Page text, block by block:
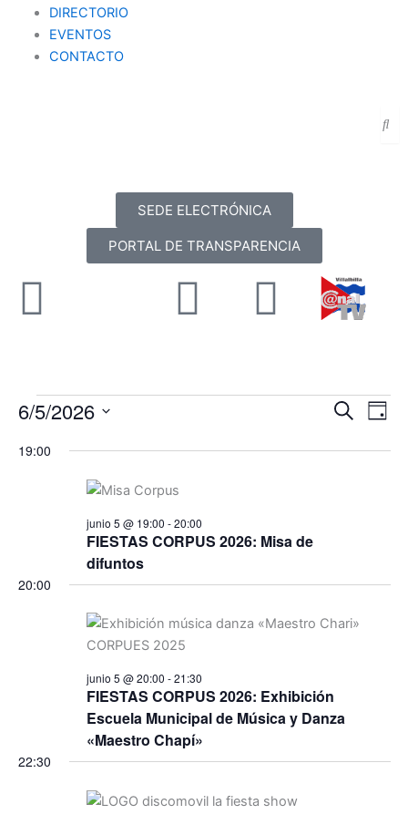
DIRECTORIO
EVENTOS
CONTACTO
SEDE ELECTRÓNICA
PORTAL DE TRANSPARENCIA
FacebookYoutube
Eventos
junio
Navegación
búsqueda
BuscarDía
6/5/2026
la
19:00
FIESTAS CORPUS 2026: Misa de
difuntos
junio 5 @ 19:00 -20:00
20:00
FIESTAS CORPUS 2026: Exhibición
Escuela Municipal de Música y Danza
«Maestro Chapí»
junio 5 @ 20:00 -21:30
22:30